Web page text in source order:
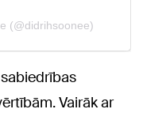
Vairāk ar